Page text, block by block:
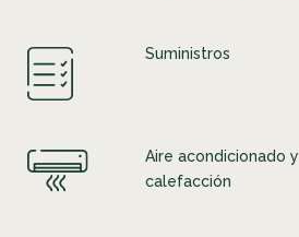
Suministros
Aire acondicionado y
calefacción